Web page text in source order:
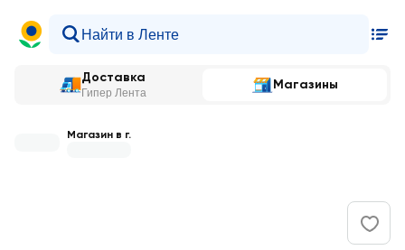
Доставка
Гипер Лента
Магазины
Магазин в г.